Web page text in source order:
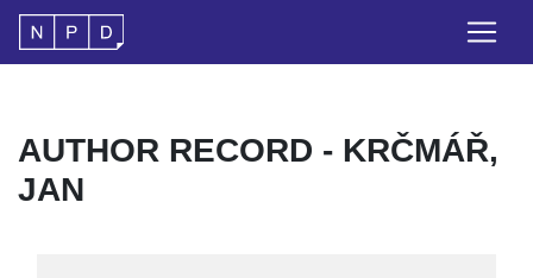
AUTHOR RECORD - KRČMÁŘ,
JAN